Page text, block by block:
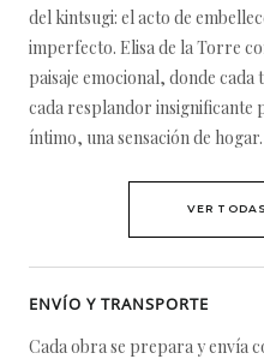
del kintsugi: el acto de
imperfecto. Elisa de la Torre
paisaje emocional, donde
cada resplandor insignificante
íntimo, una sensación de hogar.
VER
ENVÍO Y TRANSPORTE
Cada obra se prepara y envía